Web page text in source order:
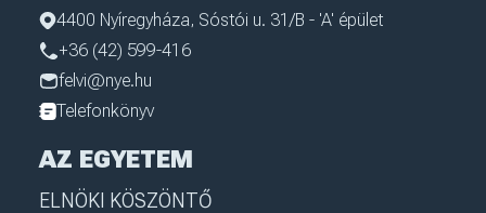
4400 Nyíregyháza, Sóstói u. 31/B - 'A' épület
+36 (42) 599-416
felvi@nye.hu
Telefonkönyv
AZ EGYETEM
ELNÖKI KÖSZÖNTŐ